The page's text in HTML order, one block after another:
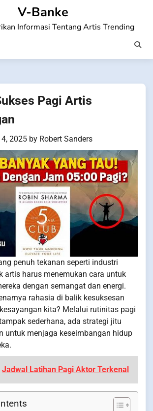
V-Banke
Informasi Tentang Artis Trending
Pagi Artis
2025 by Robert Sanders
penuh tekanan seperti industri
artis harus menemukan cara untuk
dengan semangat dan energi.
rahasia di balik kesuksesan
kita? Melalui rutinitas pagi
sederhana, ada strategi jitu
untuk menjaga keseimbangan hidup
Jadwal Latihan Pagi Aktor Terkenal